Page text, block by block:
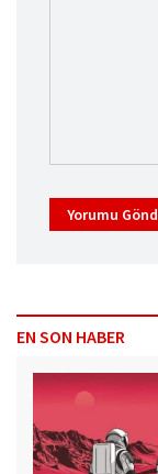
Yorumu
EN SON HABER